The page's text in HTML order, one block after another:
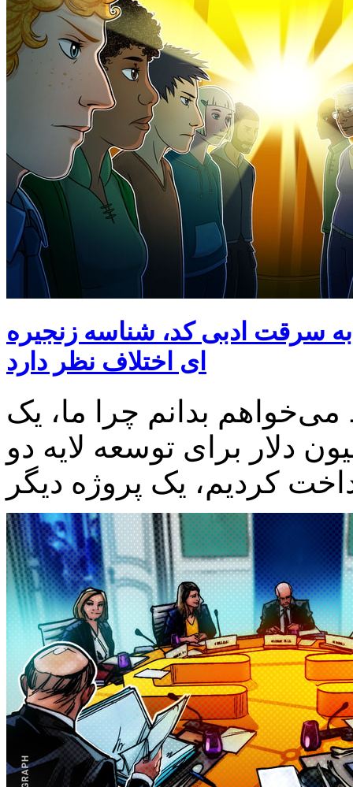
به سرقت ادبی کد، شناسه زنجیره
ای اختلاف نظر دارد
بدانم چرا ما، یک
دلاری که ۱۰ میلیون دلار برای توسعه لایه دو